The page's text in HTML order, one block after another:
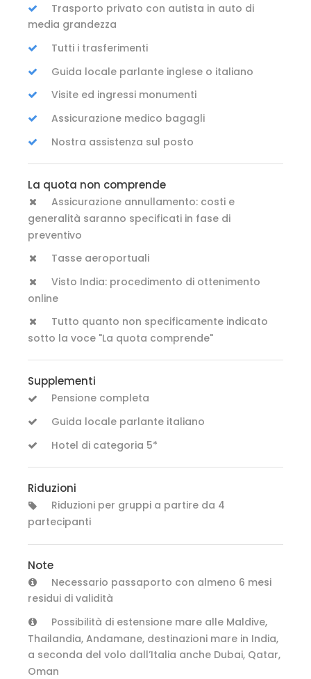
Trasporto privato con autista in auto di
media grandezza
Tutti i trasferimenti
Guida locale parlante inglese o italiano
Visite ed ingressi monumenti
Assicurazione medico bagagli
Nostra assistenza sul posto
La quota non comprende
Assicurazione annullamento: costi e
generalità saranno specificati in fase di
preventivo
Tasse aeroportuali
Visto India: procedimento di ottenimento
online
Tutto quanto non specificamente indicato
sotto la voce "La quota comprende"
Supplementi
Pensione completa
Guida locale parlante italiano
Hotel di categoria 5*
Riduzioni
Riduzioni per gruppi a partire da 4
partecipanti
Note
Necessario passaporto con almeno 6 mesi
residui di validità
Possibilità di estensione mare alle Maldive,
Thailandia, Andamane, destinazioni mare in India,
a seconda del volo dall’Italia anche Dubai, Qatar,
Oman